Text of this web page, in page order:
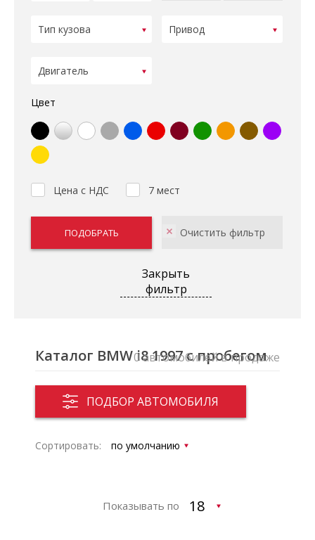
Цвет
Цена с НДС 7 мест
Закрыть
фильтр
Каталог BMW i8 1997 с пробегом
ПОДБОР АВТОМОБИЛЯ
0 автомобилей в продаже
Сортировать:
Показывать по